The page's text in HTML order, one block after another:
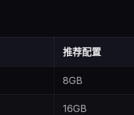
推荐配置
8GB
16GB